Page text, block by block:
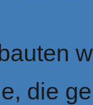
die